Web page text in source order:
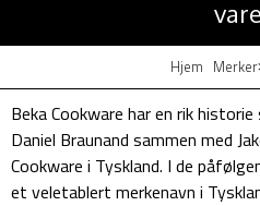
Hjem Merker
Beka Cookware har en rik
Daniel Braunand sammen med
Cookware i Tyskland. I de
et veletablert merkenavn i